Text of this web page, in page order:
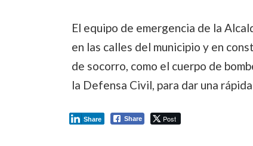
El equipo de emergencia de la
en las calles del municipio y en
de socorro, como el cuerpo de
la Defensa Civil, para dar una
Share Post
Share